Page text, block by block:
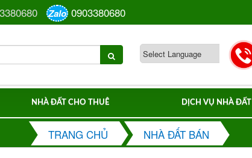
Zalo 0903380680
NHÀ ĐẤT CHO THUÊ DỊCH VỤ NHÀ ĐẤT
TRANG CHỦ NHÀ ĐẤT BÁN